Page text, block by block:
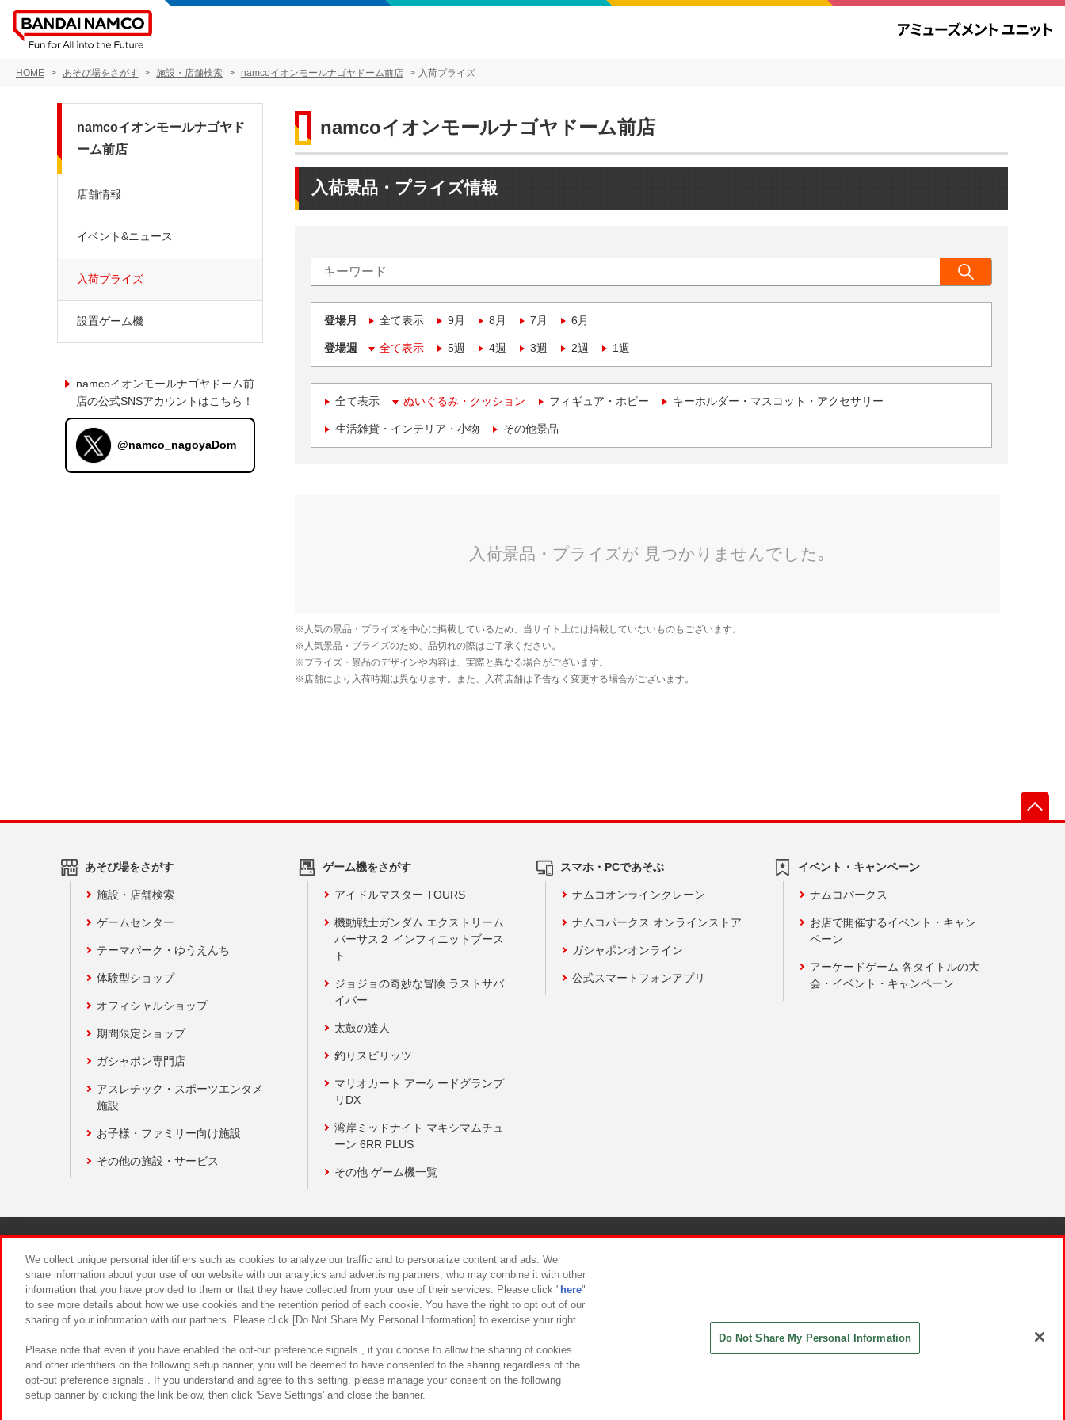
HOME あそび場をさがす 施設・店舗検索 namcoイオンモールナゴヤドーム前店 入荷プライズ
namcoイオンモールナゴヤドーム前店
入荷景品・プライズ情報
登場月 全て表示 9月 8月 7月 6月
登場週 全て表示 5週 4週 3週 2週 1週
全て表示 ぬいぐるみ・クッション フィギュア・ホビー キーホルダー・マスコット・アクセサリー
生活雑貨・インテリア・小物 その他景品
namcoイオンモールナゴヤド
ーム前店
店舗情報
イベント&ニュース
入荷プライズ
設置ゲーム機
namcoイオンモールナゴヤドーム前
店の公式SNSアカウントはこちら！
@namco_nagoyaDom
あそび場をさがす
施設・店舗検索
ゲームセンター
テーマパーク・ゆうえんち
体験型ショップ
オフィシャルショップ
期間限定ショップ
ガシャポン専門店
アスレチック・スポーツエンタメ
施設
お子様・ファミリー向け施設
その他の施設・サービス
ゲーム機をさがす
アイドルマスター TOURS
機動戦士ガンダム エクストリーム
バーサス２ インフィニットブース
ト
ジョジョの奇妙な冒険 ラストサバ
イバー
太鼓の達人
釣りスピリッツ
マリオカート アーケードグランプ
リDX
湾岸ミッドナイト マキシマムチュ
ーン 6RR PLUS
その他 ゲーム機一覧
スマホ・PCであそぶ
ナムコオンラインクレーン
ナムコパークス オンラインストア
ガシャポンオンライン
公式スマートフォンアプリ
イベント・キャンペーン
ナムコパークス
お店で開催するイベント・キャン
ペーン
アーケードゲーム 各タイトルの大
会・イベント・キャンペーン
食品のご提供について カスタマーハラスメント対応方針
We collect unique personal identifiers such as cookies to analyze our traffic and to personalize content and ads. We
share information about your use of our website with our analytics and advertising partners, who may combine it with other
information that you have provided to them or that they have collected from your use of their services. Please click " here"
to see more details about how we use cookies and the retention period of each cookie. You have the right to opt out of our
sharing of your information with our partners. Please click [Do Not Share My Personal Information] to exercise your right.
Please note that even if you have enabled the opt-out preference signals , if you choose to allow the sharing of cookies
and other identifiers on the following setup banner, you will be deemed to have consented to the sharing regardless of the
opt-out preference signals . If you understand and agree to this setting, please manage your consent on the following
setup banner by clicking the link below, then click 'Save Settings' and close the banner.
Do Not Share My Personal Information